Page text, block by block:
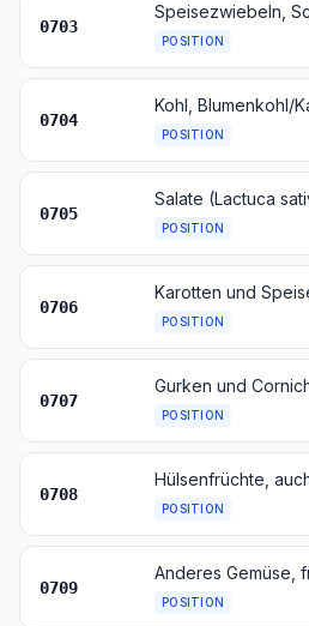
0703
POSITION
0704
POSITION
0705
POSITION
0706
POSITION
0707
POSITION
0708
POSITION
0709
POSITION